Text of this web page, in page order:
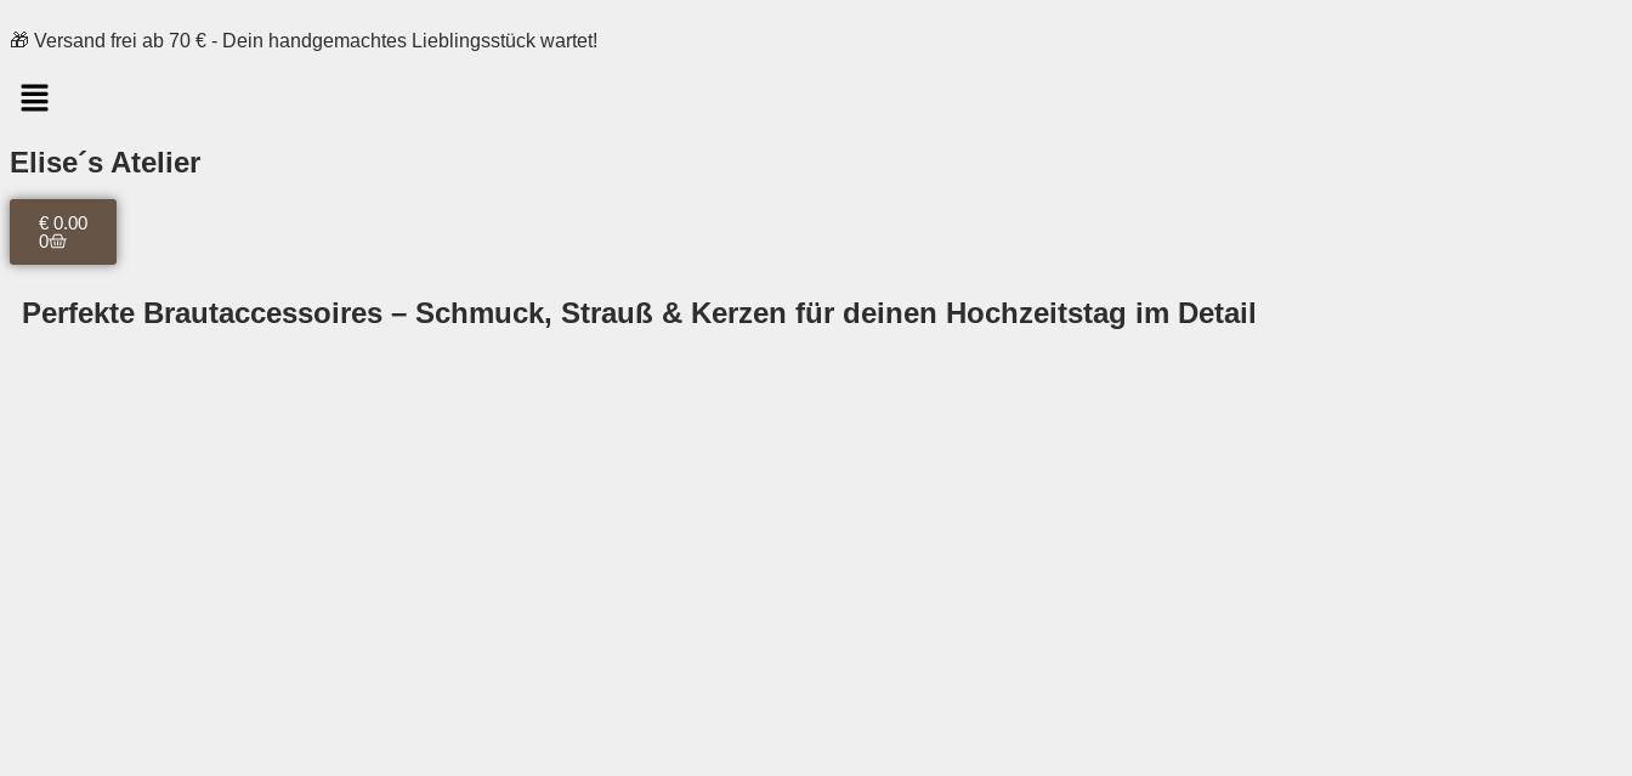
🎁 Versand frei ab 70 € - Dein handgemachtes Lieblingsstück wartet!
Elise´s Atelier
€ 0.00
0
Perfekte Brautaccessoires – Schmuck, Strauß & Kerzen für deinen Hochzeitstag im Detail